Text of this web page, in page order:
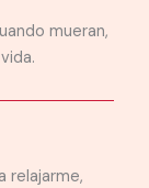
mueran,
relajarme,